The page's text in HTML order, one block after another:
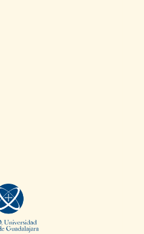
em contrário, todo o
Licença Internacional